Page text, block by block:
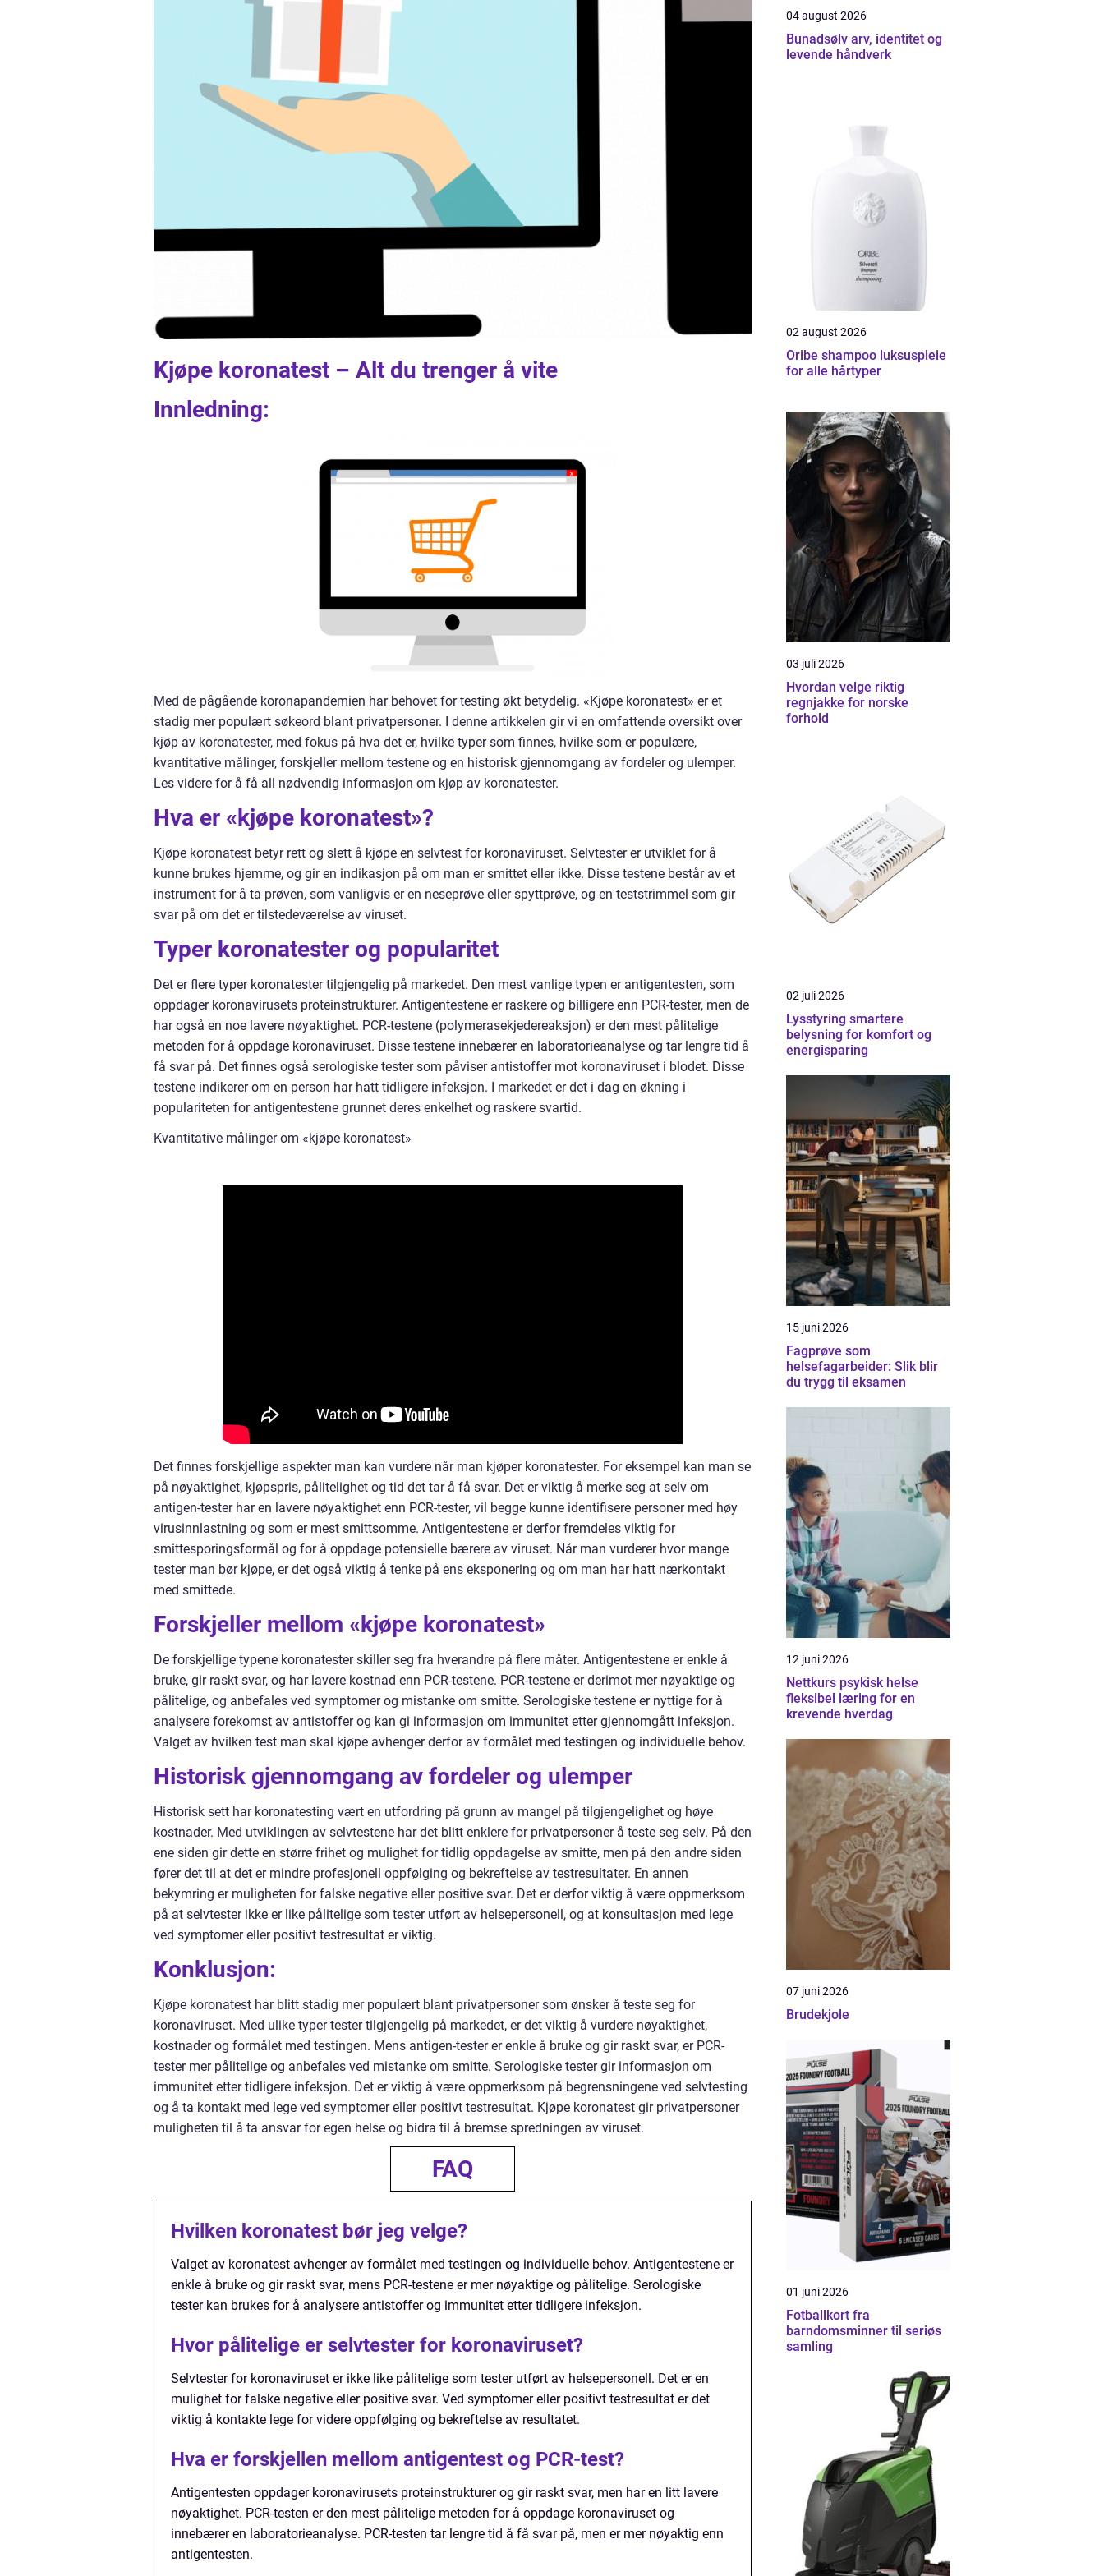
Kjøpe koronatest – Alt du trenger å vite
Innledning:
Med de pågående koronapandemien har behovet for testing økt betydelig. «Kjøpe koronatest» er et
stadig mer populært søkeord blant privatpersoner. I denne artikkelen gir vi en omfattende oversikt over
kjøp av koronatester, med fokus på hva det er, hvilke typer som finnes, hvilke som er populære,
kvantitative målinger, forskjeller mellom testene og en historisk gjennomgang av fordeler og ulemper.
Les videre for å få all nødvendig informasjon om kjøp av koronatester.
Hva er «kjøpe koronatest»?
Kjøpe koronatest betyr rett og slett å kjøpe en selvtest for koronaviruset. Selvtester er utviklet for å
kunne brukes hjemme, og gir en indikasjon på om man er smittet eller ikke. Disse testene består av et
instrument for å ta prøven, som vanligvis er en neseprøve eller spyttprøve, og en teststrimmel som gir
svar på om det er tilstedeværelse av viruset.
Typer koronatester og popularitet
Det er flere typer koronatester tilgjengelig på markedet. Den mest vanlige typen er antigentesten, som
oppdager koronavirusets proteinstrukturer. Antigentestene er raskere og billigere enn PCR-tester, men de
har også en noe lavere nøyaktighet. PCR-testene (polymerasekjedereaksjon) er den mest pålitelige
metoden for å oppdage koronaviruset. Disse testene innebærer en laboratorieanalyse og tar lengre tid å
få svar på. Det finnes også serologiske tester som påviser antistoffer mot koronaviruset i blodet. Disse
testene indikerer om en person har hatt tidligere infeksjon. I markedet er det i dag en økning i
populariteten for antigentestene grunnet deres enkelhet og raskere svartid.
Kvantitative målinger om «kjøpe koronatest»
Det finnes forskjellige aspekter man kan vurdere når man kjøper koronatester. For eksempel kan man se
på nøyaktighet, kjøpspris, pålitelighet og tid det tar å få svar. Det er viktig å merke seg at selv om
antigen-tester har en lavere nøyaktighet enn PCR-tester, vil begge kunne identifisere personer med høy
virusinnlastning og som er mest smittsomme. Antigentestene er derfor fremdeles viktig for
smittesporingsformål og for å oppdage potensielle bærere av viruset. Når man vurderer hvor mange
tester man bør kjøpe, er det også viktig å tenke på ens eksponering og om man har hatt nærkontakt
med smittede.
Forskjeller mellom «kjøpe koronatest»
De forskjellige typene koronatester skiller seg fra hverandre på flere måter. Antigentestene er enkle å
bruke, gir raskt svar, og har lavere kostnad enn PCR-testene. PCR-testene er derimot mer nøyaktige og
pålitelige, og anbefales ved symptomer og mistanke om smitte. Serologiske testene er nyttige for å
analysere forekomst av antistoffer og kan gi informasjon om immunitet etter gjennomgått infeksjon.
Valget av hvilken test man skal kjøpe avhenger derfor av formålet med testingen og individuelle behov.
Historisk gjennomgang av fordeler og ulemper
Historisk sett har koronatesting vært en utfordring på grunn av mangel på tilgjengelighet og høye
kostnader. Med utviklingen av selvtestene har det blitt enklere for privatpersoner å teste seg selv. På den
ene siden gir dette en større frihet og mulighet for tidlig oppdagelse av smitte, men på den andre siden
fører det til at det er mindre profesjonell oppfølging og bekreftelse av testresultater. En annen
bekymring er muligheten for falske negative eller positive svar. Det er derfor viktig å være oppmerksom
på at selvtester ikke er like pålitelige som tester utført av helsepersonell, og at konsultasjon med lege
ved symptomer eller positivt testresultat er viktig.
Konklusjon:
Kjøpe koronatest har blitt stadig mer populært blant privatpersoner som ønsker å teste seg for
koronaviruset. Med ulike typer tester tilgjengelig på markedet, er det viktig å vurdere nøyaktighet,
kostnader og formålet med testingen. Mens antigen-tester er enkle å bruke og gir raskt svar, er PCR-
tester mer pålitelige og anbefales ved mistanke om smitte. Serologiske tester gir informasjon om
immunitet etter tidligere infeksjon. Det er viktig å være oppmerksom på begrensningene ved selvtesting
og å ta kontakt med lege ved symptomer eller positivt testresultat. Kjøpe koronatest gir privatpersoner
muligheten til å ta ansvar for egen helse og bidra til å bremse spredningen av viruset.
FAQ
Hvilken koronatest bør jeg velge?
Valget av koronatest avhenger av formålet med testingen og individuelle behov. Antigentestene er
enkle å bruke og gir raskt svar, mens PCR-testene er mer nøyaktige og pålitelige. Serologiske
tester kan brukes for å analysere antistoffer og immunitet etter tidligere infeksjon.
Hvor pålitelige er selvtester for koronaviruset?
Selvtester for koronaviruset er ikke like pålitelige som tester utført av helsepersonell. Det er en
mulighet for falske negative eller positive svar. Ved symptomer eller positivt testresultat er det
viktig å kontakte lege for videre oppfølging og bekreftelse av resultatet.
Hva er forskjellen mellom antigentest og PCR-test?
Antigentesten oppdager koronavirusets proteinstrukturer og gir raskt svar, men har en litt lavere
nøyaktighet. PCR-testen er den mest pålitelige metoden for å oppdage koronaviruset og
innebærer en laboratorieanalyse. PCR-testen tar lengre tid å få svar på, men er mer nøyaktig enn
antigentesten.
04 august 2026
Bunadsølv arv, identitet og
levende håndverk
02 august 2026
Oribe shampoo luksuspleie
for alle hårtyper
03 juli 2026
Hvordan velge riktig
regnjakke for norske
forhold
02 juli 2026
Lysstyring smartere
belysning for komfort og
energisparing
15 juni 2026
Fagprøve som
helsefagarbeider: Slik blir
du trygg til eksamen
12 juni 2026
Nettkurs psykisk helse
fleksibel læring for en
krevende hverdag
07 juni 2026
Brudekjole
01 juni 2026
Fotballkort fra
barndomsminner til seriøs
samling